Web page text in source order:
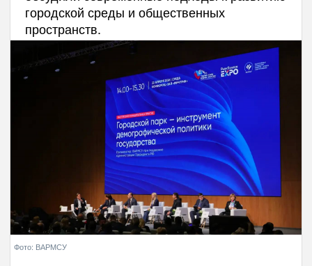
городской среды и общественных
пространств.
Фото: ВАРМСУ